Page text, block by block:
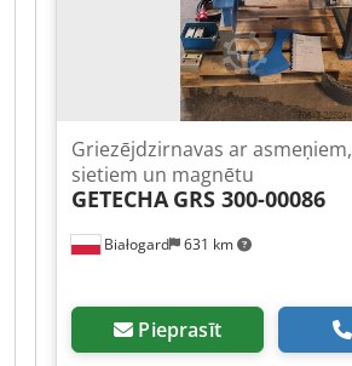
Białogard 631 km
Griezējdzirnavas ar asmeņiem,
sietiem un magnētu
GETECHA GRS 300-00086
Pieprasīt